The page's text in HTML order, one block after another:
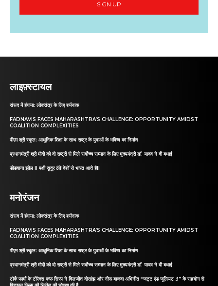
SIGN UP
लाइफ़्स्टायल
संसद में हंगामा: लोकतंत्र के लिए शर्मनाक
FADNAVIS FACES MAHARASHTRA’S CHALLENGE: OPPORTUNITY AMIDST
COALITION COMPLEXITIES
पीएम श्री स्कूल: आधुनिक शिक्षा के साथ राष्ट्र के युवाओं के भविष्य का निर्माण
प्रधानमंत्री श्री मोदी को दो राष्ट्रों से मिले सर्वोच्च सम्मान के लिए मुख्यमंत्री डॉ. यादव ने दी बधाई
डीडवाना झील II पक्षी सुदूर ठंडे देशों से भारत आते हैII
मनोरंजन
संसद में हंगामा: लोकतंत्र के लिए शर्मनाक
FADNAVIS FACES MAHARASHTRA’S CHALLENGE: OPPORTUNITY AMIDST
COALITION COMPLEXITIES
पीएम श्री स्कूल: आधुनिक शिक्षा के साथ राष्ट्र के युवाओं के भविष्य का निर्माण
प्रधानमंत्री श्री मोदी को दो राष्ट्रों से मिले सर्वोच्च सम्मान के लिए मुख्यमंत्री डॉ. यादव ने दी बधाई
टॉर्क फार्मा के टोरेक्स कफ सिरप ने दिलजीत दोसांझ और नीरू बाजवा अभिनीत “जट्ट एंड जूलियट 3” के सहयोग से